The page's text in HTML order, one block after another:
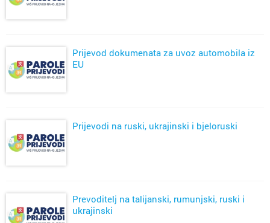
Prijevod dokumenata za uvoz automobila iz
EU
Prijevodi na ruski, ukrajinski i bjeloruski
Prevoditelj na talijanski, rumunjski, ruski i
ukrajinski